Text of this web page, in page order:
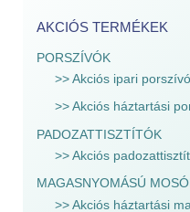
AKCIÓS TERMÉKEK
PORSZÍVÓK
>> Akciós ipari
>> Akciós háztartási
PADOZATTISZTÍTÓK
>> Akciós
MAGASNYOMÁSÚ
>> Akciós háztartási